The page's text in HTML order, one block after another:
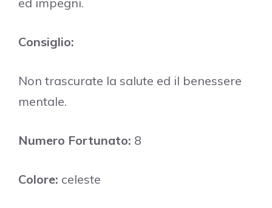
Consiglio:
Non trascurate la salute ed il benessere
mentale.
Numero Fortunato: 8
Colore: celeste